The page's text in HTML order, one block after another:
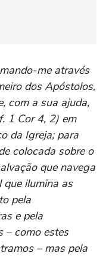
me através
dos Apóstolos,
com a sua ajuda,
1 Cor 4, 2) em
da Igreja; para
colocada sobre o
que navega
ilumina as
pela
e pela
– como estes
– mas pela